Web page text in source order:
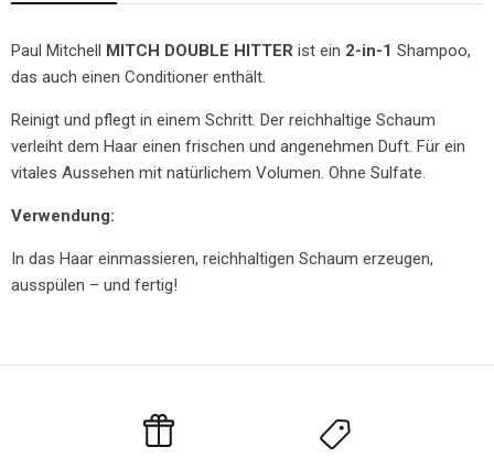
Paul Mitchell MITCH DOUBLE HITTER ist ein 2-in-1 Shampoo,
das auch einen Conditioner enthält.
Reinigt und pflegt in einem Schritt. Der reichhaltige Schaum
verleiht dem Haar einen frischen und angenehmen Duft. Für ein
vitales Aussehen mit natürlichem Volumen. Ohne Sulfate.
Verwendung:
In das Haar einmassieren, reichhaltigen Schaum erzeugen,
ausspülen – und fertig!